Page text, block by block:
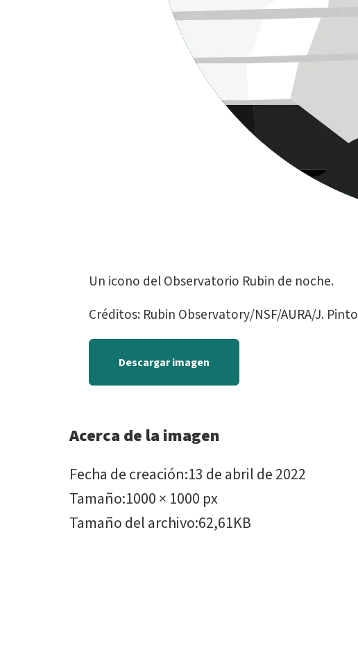
Un icono del Observatorio Rubin de noche.
Créditos: Rubin Observatory/NSF/AURA/J. Pinto
Descargar imagen
Acerca de la imagen
Fecha de creación:13 de abril de 2022
Tamaño:1000 × 1000 px
Tamaño del archivo:62,61KB